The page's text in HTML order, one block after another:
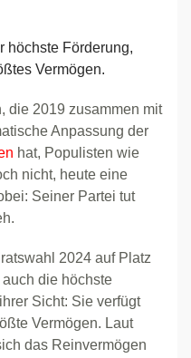
höchste Förderung,
Vermögen.
die 2019 zusammen mit
Anpassung der
hat, Populisten wie
nicht, heute eine
Seiner Partei tut
2024 auf Platz
die höchste
Sicht: Sie verfügt
Vermögen. Laut
das Reinvermögen